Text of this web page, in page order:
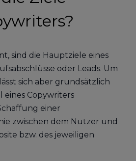
sind die Hauptziele eines
oder Leads. Um
sich aber grundsätzlich
eines Copywriters
einer
zwischen dem Nutzer und
bzw. des jeweiligen